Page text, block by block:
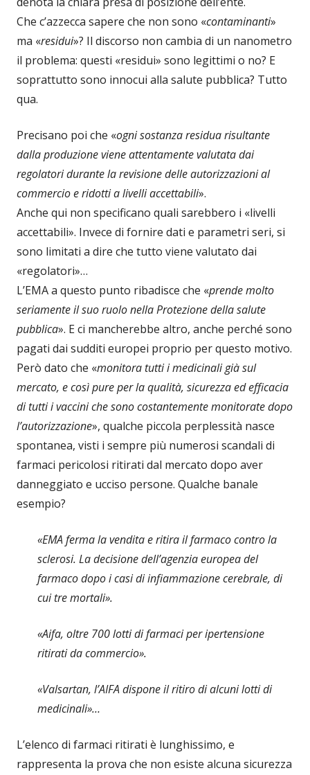
Che c’azzecca sapere che non sono «contaminanti»
ma «residui»? Il discorso non cambia di un nanometro
il problema: questi «residui» sono legittimi o no? E
soprattutto sono innocui alla salute pubblica? Tutto
qua.
Precisano poi che «ogni sostanza residua risultante
dalla produzione viene attentamente valutata dai
regolatori durante la revisione delle autorizzazioni al
commercio e ridotti a livelli accettabili».
Anche qui non specificano quali sarebbero i «livelli
accettabili». Invece di fornire dati e parametri seri, si
sono limitati a dire che tutto viene valutato dai
«regolatori»…
L’EMA a questo punto ribadisce che «prende molto
seriamente il suo ruolo nella Protezione della salute
pubblica». E ci mancherebbe altro, anche perché sono
pagati dai sudditi europei proprio per questo motivo.
Però dato che «monitora tutti i medicinali già sul
mercato, e così pure per la qualità, sicurezza ed efficacia
di tutti i vaccini che sono costantemente monitorate dopo
l’autorizzazione», qualche piccola perplessità nasce
spontanea, visti i sempre più numerosi scandali di
farmaci pericolosi ritirati dal mercato dopo aver
danneggiato e ucciso persone. Qualche banale
esempio?
«EMA ferma la vendita e ritira il farmaco contro la
sclerosi. La decisione dell’agenzia europea del
farmaco dopo i casi di infiammazione cerebrale, di
cui tre mortali».
«Aifa, oltre 700 lotti di farmaci per ipertensione
ritirati da commercio».
«Valsartan, l’AIFA dispone il ritiro di alcuni lotti di
medicinali»…
L’elenco di farmaci ritirati è lunghissimo, e
rappresenta la prova che non esiste alcuna sicurezza